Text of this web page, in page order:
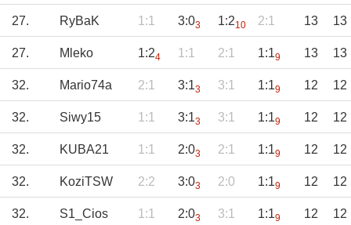
27. RyBaK 1:1 3:03 1:210 2:1 13 13
27. Mleko 1:24 1:1 2:1 1:19 13 13
32. Mario74a 2:1 3:13 3:1 1:19 12 12
32. Siwy15 1:1 3:13 3:1 1:19 12 12
32. KUBA21 1:1 2:03 2:1 1:19 12 12
32. KoziTSW 2:2 3:03 2:0 1:19 12 12
32. S1_Cios 1:1 2:03 3:1 1:19 12 12